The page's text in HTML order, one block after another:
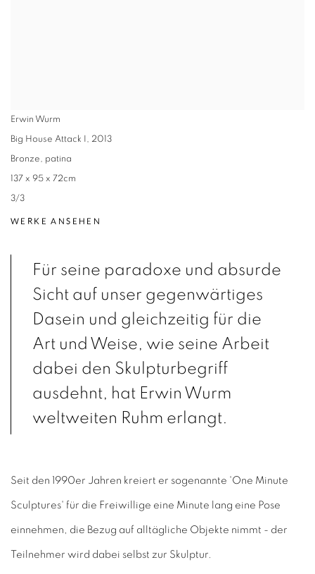
Erwin Wurm
Big House Attack I , 2013
Bronze, patina
137 x 95 x 72cm
3/3
WERKE ANSEHEN
Für seine paradoxe und absurde
Sicht auf unser gegenwärtiges
Dasein und gleichzeitig für die
Art und Weise, wie seine Arbeit
dabei den Skulpturbegriff
ausdehnt, hat Erwin Wurm
weltweiten Ruhm erlangt.
Seit den 1990er Jahren kreiert er sogenannte 'One Minute
Sculptures' für die Freiwillige eine Minute lang eine Pose
einnehmen, die Bezug auf alltägliche Objekte nimmt - der
Teilnehmer wird dabei selbst zur Skulptur.